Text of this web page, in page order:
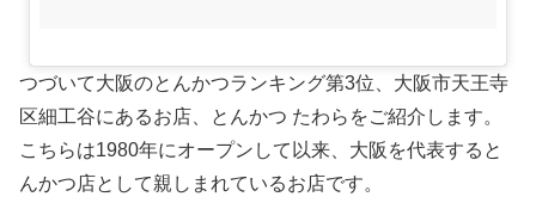
つづいて大阪のとんかつランキング第3位、大阪市天王寺
区細工谷にあるお店、とんかつ たわらをご紹介します。
こちらは1980年にオープンして以来、大阪を代表すると
んかつ店として親しまれているお店です。